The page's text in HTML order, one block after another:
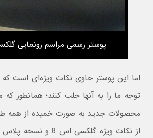
پوستر رسمی مراسم رونمایی
اما این پوستر حاوی نکات ویژه‌ای است که
توجه ما را به آنها جلب کنند؛ همانطور
محصولات جدید به صورت خمیده از همه
از نکات ویژه گلکسی اس